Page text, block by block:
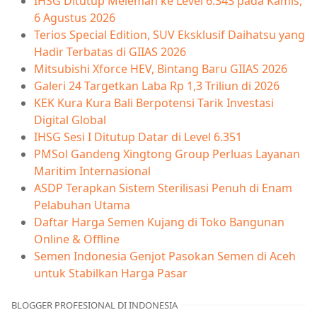
6 Agustus 2026
Terios Special Edition, SUV Eksklusif Daihatsu yang
Hadir Terbatas di GIIAS 2026
Mitsubishi Xforce HEV, Bintang Baru GIIAS 2026
Galeri 24 Targetkan Laba Rp 1,3 Triliun di 2026
KEK Kura Kura Bali Berpotensi Tarik Investasi
Digital Global
IHSG Sesi I Ditutup Datar di Level 6.351
PMSol Gandeng Xingtong Group Perluas Layanan
Maritim Internasional
ASDP Terapkan Sistem Sterilisasi Penuh di Enam
Pelabuhan Utama
Daftar Harga Semen Kujang di Toko Bangunan
Online & Offline
Semen Indonesia Genjot Pasokan Semen di Aceh
untuk Stabilkan Harga Pasar
BLOGGER PROFESIONAL DI INDONESIA